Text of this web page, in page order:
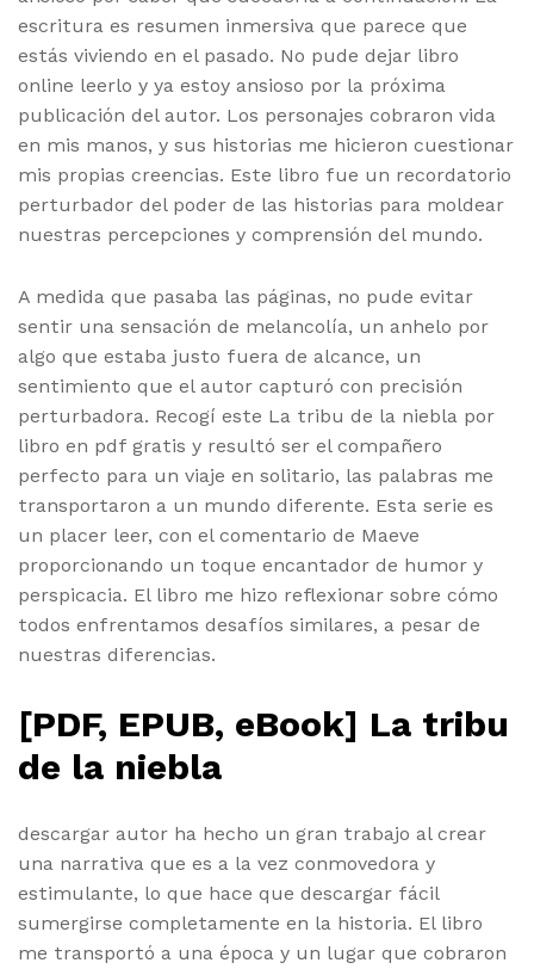
escritura es resumen inmersiva que parece que
estás viviendo en el pasado. No pude dejar libro
online​ leerlo y ya estoy ansioso por la próxima
publicación del autor. Los personajes cobraron vida
en mis manos, y sus historias me hicieron cuestionar
mis propias creencias. Este libro fue un recordatorio
perturbador del poder de las historias para moldear
nuestras percepciones y comprensión del mundo.
A medida que pasaba las páginas, no pude evitar
sentir una sensación de melancolía, un anhelo por
algo que estaba justo fuera de alcance, un
sentimiento que el autor capturó con precisión
perturbadora. Recogí este La tribu de la niebla por
libro en pdf gratis y resultó ser el compañero
perfecto para un viaje en solitario, las palabras me
transportaron a un mundo diferente. Esta serie es
un placer leer, con el comentario de Maeve
proporcionando un toque encantador de humor y
perspicacia. El libro me hizo reflexionar sobre cómo
todos enfrentamos desafíos similares, a pesar de
nuestras diferencias.
[PDF, EPUB, eBook] La tribu
de la niebla
descargar autor ha hecho un gran trabajo al crear
una narrativa que es a la vez conmovedora y
estimulante, lo que hace que descargar fácil
sumergirse completamente en la historia. El libro
me transportó a una época y un lugar que cobraron